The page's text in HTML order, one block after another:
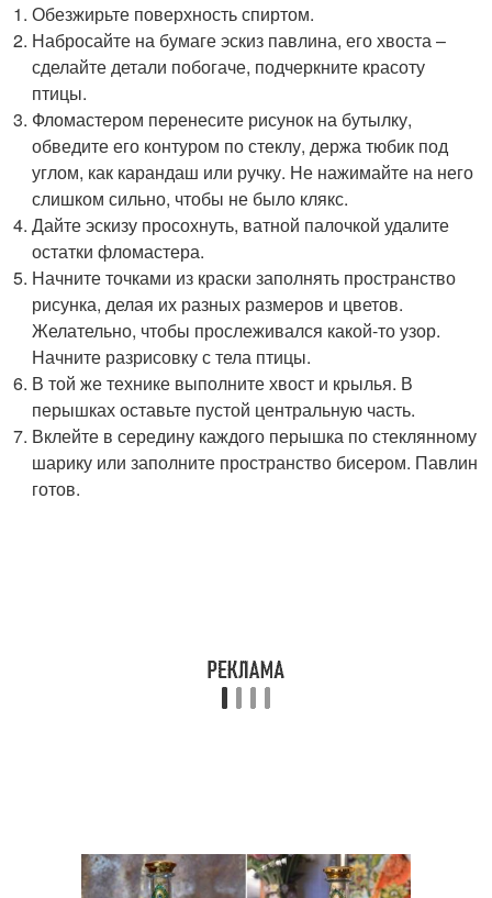
Обезжирьте поверхность спиртом.
Набросайте на бумаге эскиз павлина, его хвоста –
сделайте детали побогаче, подчеркните красоту
птицы.
Фломастером перенесите рисунок на бутылку,
обведите его контуром по стеклу, держа тюбик под
углом, как карандаш или ручку. Не нажимайте на него
слишком сильно, чтобы не было клякс.
Дайте эскизу просохнуть, ватной палочкой удалите
остатки фломастера.
Начните точками из краски заполнять пространство
рисунка, делая их разных размеров и цветов.
Желательно, чтобы прослеживался какой-то узор.
Начните разрисовку с тела птицы.
В той же технике выполните хвост и крылья. В
перышках оставьте пустой центральную часть.
Вклейте в середину каждого перышка по стеклянному
шарику или заполните пространство бисером. Павлин
готов.